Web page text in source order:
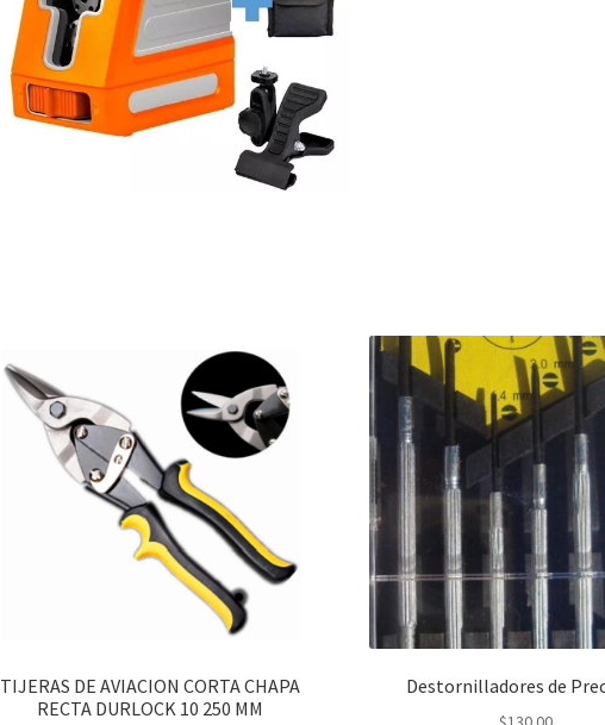
TIJERAS DE AVIACION CORTA CHAPA
RECTA DURLOCK 10 250 MM
Destornilladores de